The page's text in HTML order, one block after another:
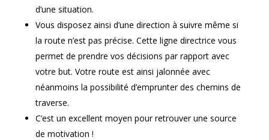
d’une situation.
Vous disposez ainsi d’une direction à suivre même si
la route n’est pas précise. Cette ligne directrice vous
permet de prendre vos décisions par rapport avec
votre but. Votre route est ainsi jalonnée avec
néanmoins la possibilité d’emprunter des chemins de
traverse.
C’est un excellent moyen pour retrouver une source
de motivation !